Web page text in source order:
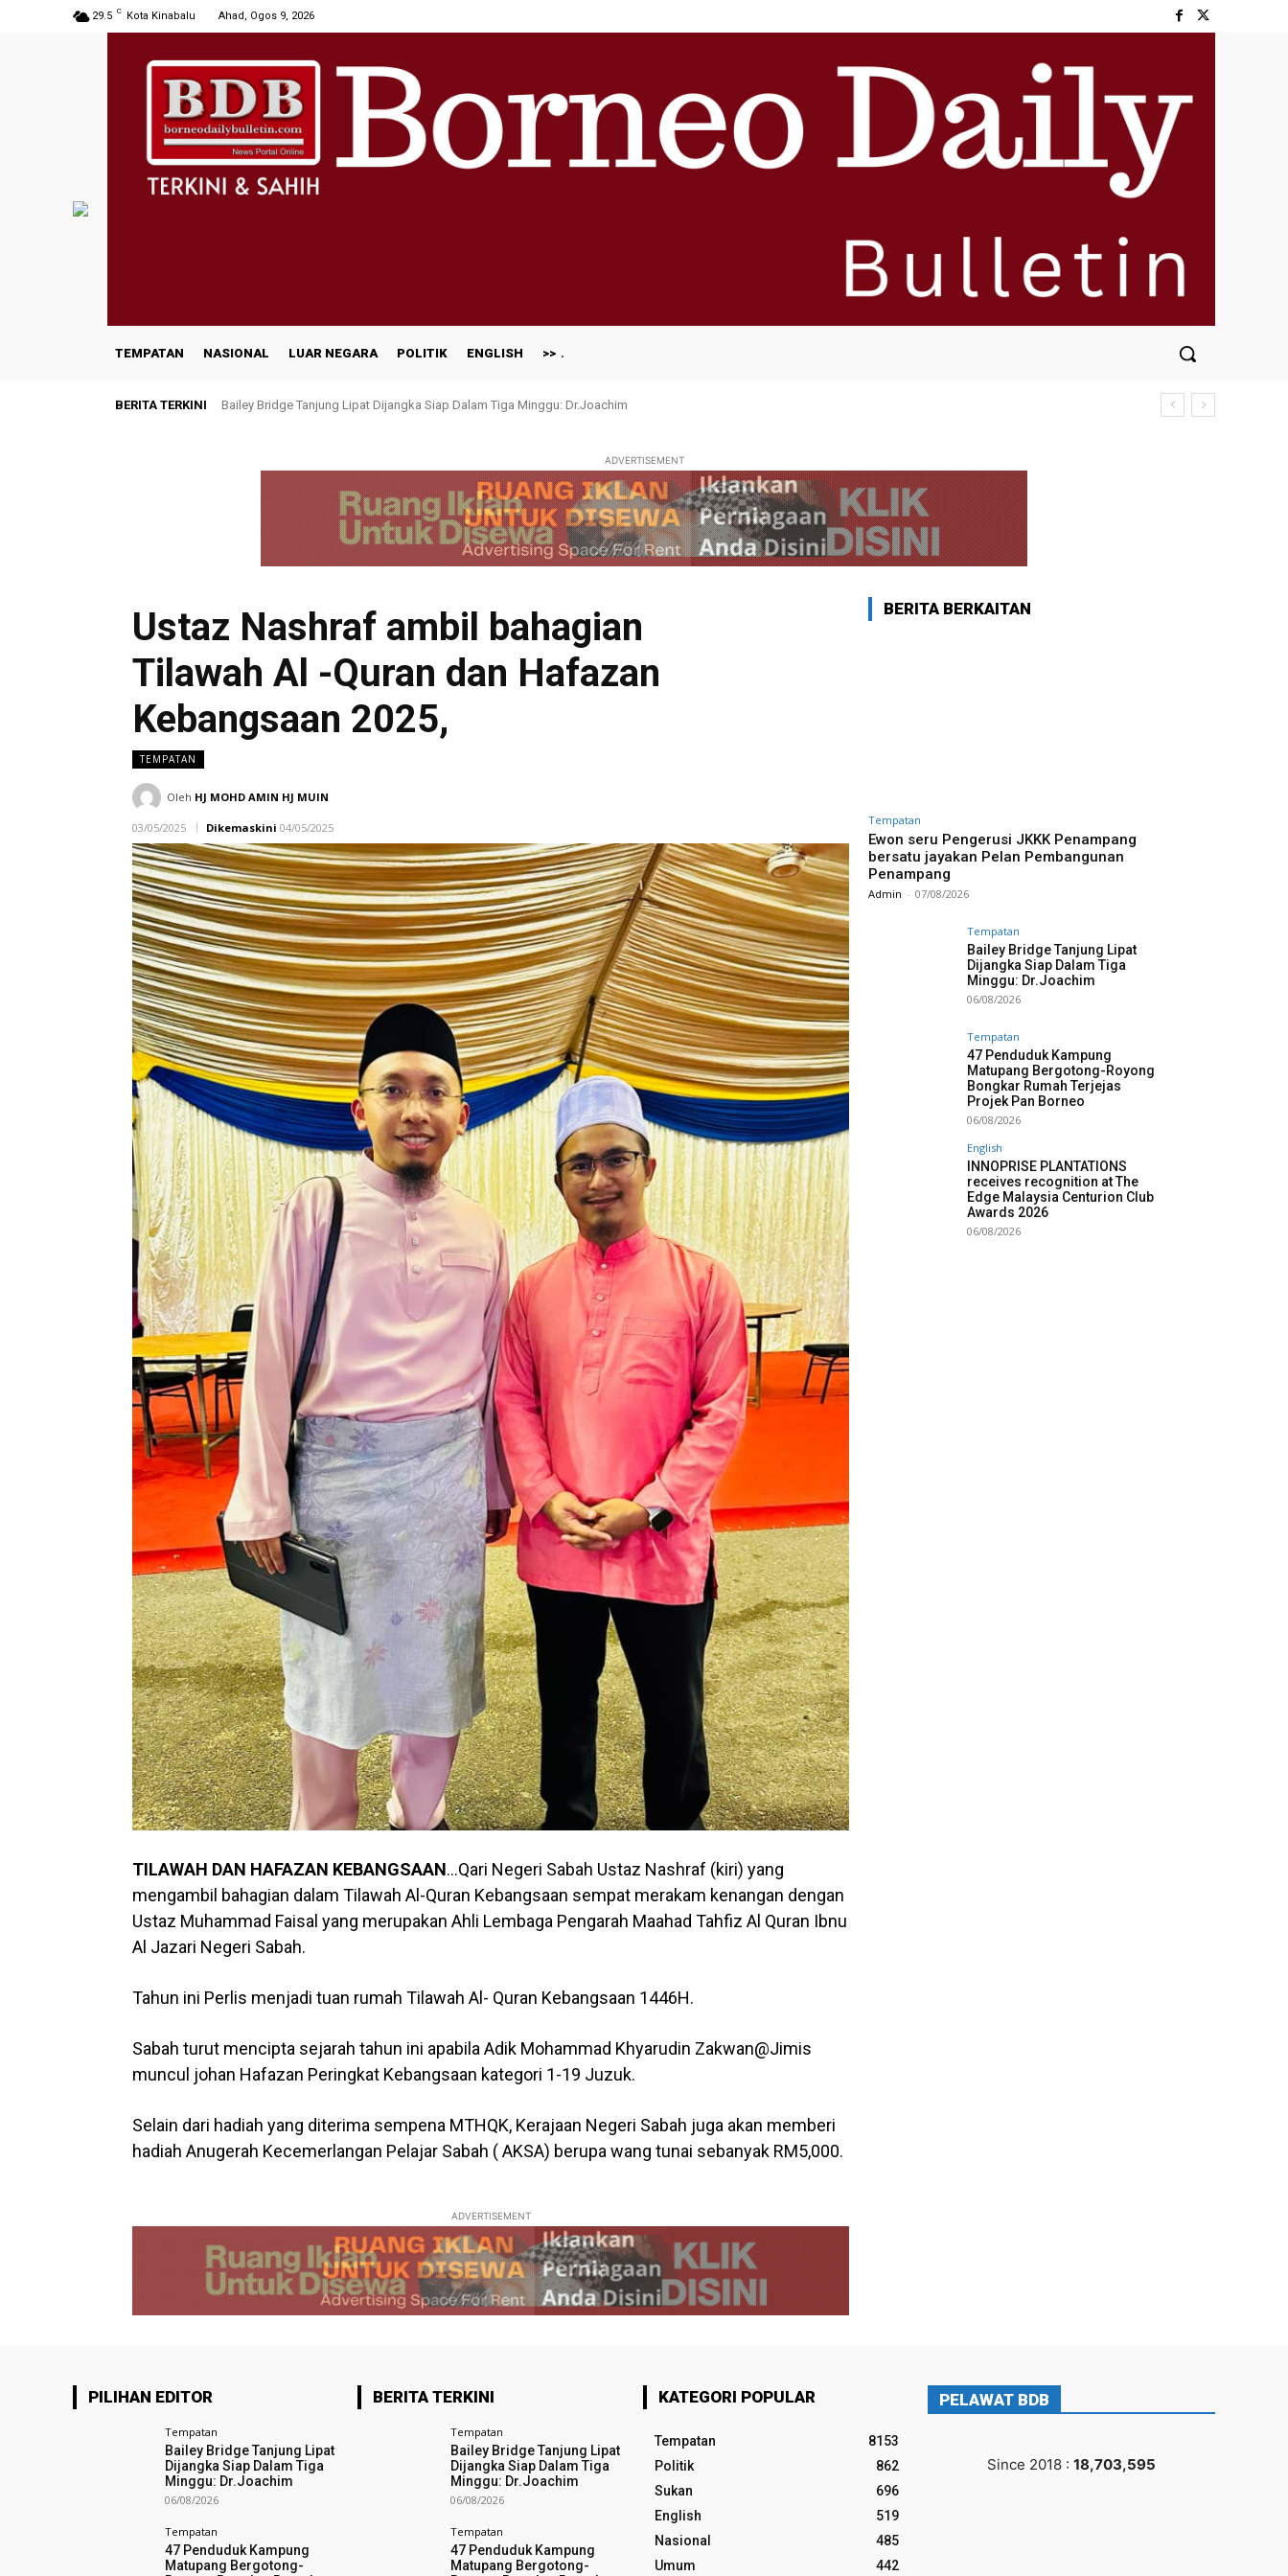
29.5 C Kota Kinabalu Ahad, Ogos 9, 2026
TEMPATAN NASIONAL LUAR NEGARA POLITIK ENGLISH >>
BERITA TERKINI Bailey Bridge Tanjung Lipat Dijangka Siap Dalam Tiga Minggu: Dr.Joachim
ADVERTISEMENT
Ustaz Nashraf ambil bahagian
Tilawah Al -Quran dan Hafazan
Kebangsaan 2025,
TEMPATAN
Oleh HJ MOHD AMIN HJ MUIN
03/05/2025 Dikemaskini 04/05/2025
TILAWAH DAN HAFAZAN KEBANGSAAN…Qari Negeri Sabah Ustaz Nashraf (kiri) yang
mengambil bahagian dalam Tilawah Al-Quran Kebangsaan sempat merakam kenangan dengan
Ustaz Muhammad Faisal yang merupakan Ahli Lembaga Pengarah Maahad Tahfiz Al Quran Ibnu
Al Jazari Negeri Sabah.
Tahun ini Perlis menjadi tuan rumah Tilawah Al- Quran Kebangsaan 1446H.
Sabah turut mencipta sejarah tahun ini apabila Adik Mohammad Khyarudin Zakwan@Jimis
muncul johan Hafazan Peringkat Kebangsaan kategori 1-19 Juzuk.
Selain dari hadiah yang diterima sempena MTHQK, Kerajaan Negeri Sabah juga akan memberi
hadiah Anugerah Kecemerlangan Pelajar Sabah ( AKSA) berupa wang tunai sebanyak RM5,000.
ADVERTISEMENT
BERITA BERKAITAN
Tempatan
Ewon seru Pengerusi JKKK Penampang
bersatu jayakan Pelan Pembangunan
Penampang
Admin - 07/08/2026
Tempatan
Bailey Bridge Tanjung Lipat
Dijangka Siap Dalam Tiga
Minggu: Dr.Joachim
06/08/2026
Tempatan
47 Penduduk Kampung
Matupang Bergotong-Royong
Bongkar Rumah Terjejas
Projek Pan Borneo
06/08/2026
English
INNOPRISE PLANTATIONS
receives recognition at The
Edge Malaysia Centurion Club
Awards 2026
06/08/2026
PILIHAN EDITOR
Tempatan
Bailey Bridge Tanjung Lipat
Dijangka Siap Dalam Tiga
Minggu: Dr.Joachim
06/08/2026
Tempatan
47 Penduduk Kampung
Matupang Bergotong-
BERITA TERKINI
Tempatan
Bailey Bridge Tanjung Lipat
Dijangka Siap Dalam Tiga
Minggu: Dr.Joachim
06/08/2026
Tempatan
47 Penduduk Kampung
Matupang Bergotong-
KATEGORI POPULAR
Tempatan
8153
Politik
862
Sukan
696
English
519
Nasional
485
Umum
442
PELAWAT BDB
Since 2018 : 18,703,595